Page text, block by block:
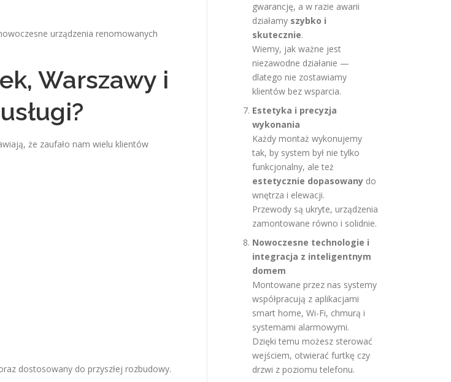
urządzenia renomowanych
Warszawy i
że zaufało nam wielu klientów
dostosowany do przyszłej rozbudowy.
gwarancję, a w razie awarii
działamy szybko i
skutecznie.
Wiemy, jak ważne jest
niezawodne działanie —
dlatego nie zostawiamy
klientów bez wsparcia.
Estetyka i precyzja
wykonania
Każdy montaż wykonujemy
tak, by system był nie tylko
funkcjonalny, ale też
estetycznie dopasowany do
wnętrza i elewacji.
Przewody są ukryte, urządzenia
zamontowane równo i solidnie.
Nowoczesne technologie i
integracja z inteligentnym
domem
Montowane przez nas systemy
współpracują z aplikacjami
smart home, Wi-Fi, chmurą i
systemami alarmowymi.
Dzięki temu możesz sterować
wejściem, otwierać furtkę czy
drzwi z poziomu telefonu.